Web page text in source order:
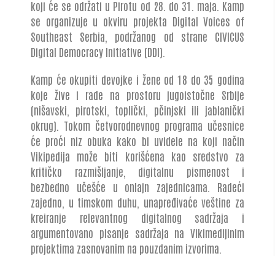
koji će se održati u Pirotu od 28. do 31. maja. Kamp
se organizuje u okviru projekta Digital Voices of
Southeast Serbia, podržanog od strane CIVICUS
Digital Democracy Initiative (DDI).
Kamp će okupiti devojke i žene od 18 do 35 godina
koje žive i rade na prostoru jugoistočne Srbije
(nišavski, pirotski, toplički, pčinjski ili jablanički
okrug). Tokom četvorodnevnog programa učesnice
će proći niz obuka kako bi uvidele na koji način
Vikipedija može biti korišćena kao sredstvo za
kritičko razmišljanje, digitalnu pismenost i
bezbedno učešće u onlajn zajednicama. Radeći
zajedno, u timskom duhu, unapređivaće veštine za
kreiranje relevantnog digitalnog sadržaja i
argumentovano pisanje sadržaja na Vikimedijinim
projektima zasnovanim na pouzdanim izvorima.